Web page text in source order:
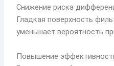
Снижение риска
Гладкая поверхность
уменьшает вероятность
Повышение